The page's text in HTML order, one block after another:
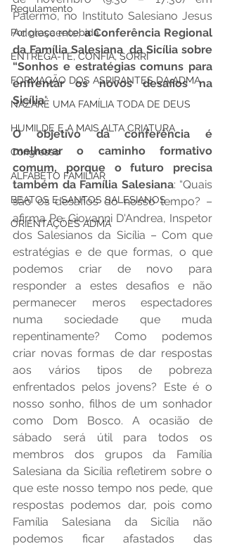
Regulamento
Por graça recebida
ENTREGA-TE, CONFIA, SORRI
FORMAÇÃO DOS ASPIRANTES DA ADMA
NAZARÉ UMA FAMÍLIA TODA DE DEUS
HUMILDE E A MAIS ALTA CRIATURA
Congresso
ALFABETO FAMILIAR
BEATOS E SANTOS SALESIANOS
ORIENTAÇÕES ADMA
Palermo, no Instituto Salesiano Jesus
Adolescente, a Conferência Regional
da Família Salesiana  da Sicília sobre
“Sonhos e estratégias comuns para
enfrentar os novos desafios na
Sicília".
O objetivo da conferência é
melhorar o caminho formativo
comum, porque o futuro precisa
também da Família Salesiana: “Quais
são os desafios do nosso tempo? –
afirma Pe. Giovanni D'Andrea, Inspetor
dos Salesianos da Sicília – Com que
estratégias e de que formas, o que
podemos criar de novo para
responder a estes desafios e não
permanecer meros espectadores
numa sociedade que muda
repentinamente? Como podemos
criar novas formas de dar respostas
aos vários tipos de pobreza
enfrentados pelos jovens? Este é o
nosso sonho, filhos de um sonhador
como Dom Bosco. A ocasião de
sábado será útil para todos os
membros dos grupos da Família
Salesiana da Sicília refletirem sobre o
que este nosso tempo nos pede, que
respostas podemos dar, pois como
Família Salesiana da Sicília não
podemos ficar afastados das